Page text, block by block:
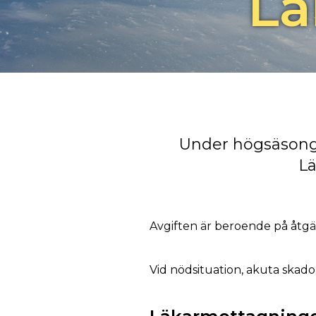
Under
Avgiften är beroende på
Vid nödsituation, akuta